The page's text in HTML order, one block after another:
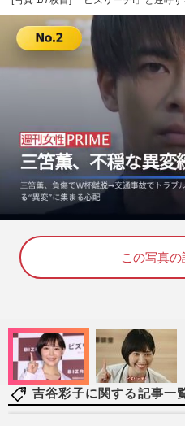
U
n
u
o
d
d
:
この写真
吉谷彩子に関する記事一